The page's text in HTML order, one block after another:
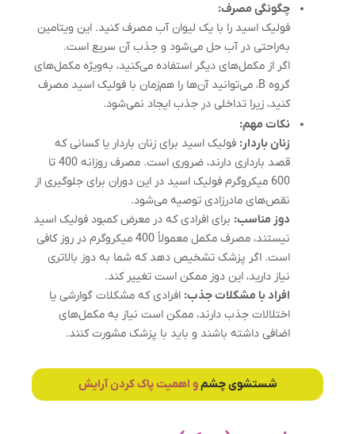
چگونگی مصرف:
فولیک اسید را با یک لیوان آب مصرف کنید. این ویتامین
به‌راحتی در آب حل می‌شود و جذب آن سریع است.
اگر از مکمل‌های دیگر استفاده می‌کنید، به‌ویژه مکمل‌های
گروه B، می‌توانید آن‌ها را هم‌زمان با فولیک اسید مصرف
کنید، زیرا تداخلی در جذب ایجاد نمی‌شود.
نکات مهم:
زنان باردار: فولیک اسید برای زنان باردار یا کسانی که
قصد بارداری دارند، ضروری است. مصرف روزانه 400 تا
600 میکروگرم فولیک اسید در این دوران برای جلوگیری از
نقص‌های مادرزادی توصیه می‌شود.
دوز مناسب: برای افرادی که در معرض کمبود فولیک اسید
نیستند، مصرف مکمل معمولاً 400 میکروگرم در روز کافی
است. اگر پزشک تشخیص دهد که شما به دوز بالاتری
نیاز دارید، این دوز ممکن است تغییر کند.
افراد با مشکلات جذب: افرادی که مشکلات گوارشی یا
اختلالات جذب دارند، ممکن است نیاز به مکمل‌های
اضافی داشته باشند و باید با پزشک مشورت کنند.
شستشوی چشمو اهمیت پاک کردن آرایش